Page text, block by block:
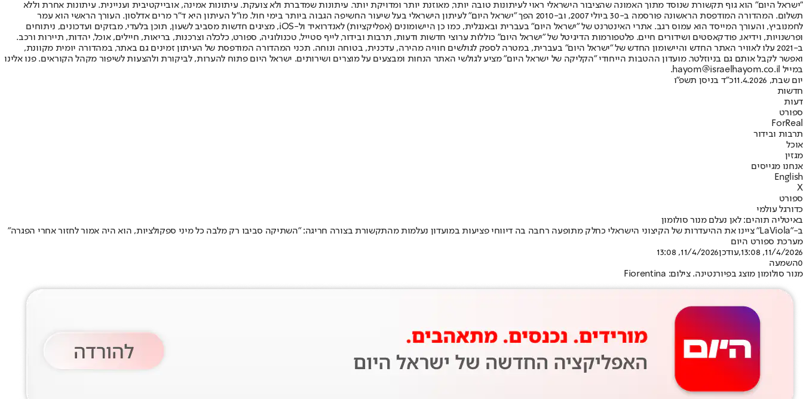
"ישראל היום" הוא גוף תקשורת שנוסד מתוך האמונה שהציבור הישראלי ראוי לעיתונות טובה יותר, מאוזנת יותר ומדויקת יותר. עיתונות שמדברת ולא צועקת. עיתונות אמינה, אובייקטיבית ועניינית. עיתונות אחרת וללא
תשלום. המהדורה המודפסת הראשונה פורסמה ב-30 ביולי 2007, וב-2010 הפך "ישראל היום" לעיתון הישראלי בעל שיעור החשיפה הגבוה ביותר בימי חול. מו"ל העיתון היא ד"ר מרים אדלסון. העורך הראשי הוא עמר
לחמנוביץ, והעורך המייסד הוא עמוס רגב. אתרי האינטרנט של "ישראל היום" בעברית ובאנגלית, כמו כן היישומונים (אפליקציות) לאנדרואיד ול-iOS, מציגים חדשות מסביב לשעון, תוכן בלעדי, מבזקים ועדכונים, ניתוחים
ופרשנויות, וידיאו, פודקאסטים ושידורים חיים. פלטפורמות הדיגיטל של "ישראל היום" כוללות ערוצי חדשות ודעות, תרבות ובידור, לייף סטייל, טכנולוגיה, ספורט, כלכלה וצרכנות, בריאות, חיילים, אוכל, יהדות, תיירות ורכב.
ב-2021 עלו לאוויר האתר החדש והיישומון החדש של "ישראל היום" בעברית, במטרה לספק לגולשים חוויה מהירה, עדכנית, בטוחה ונוחה. תכני המהדורה המודפסת של העיתון זמינים גם באתר, במהדורה יומית מקוונת,
ואפשר לקבל אותם גם בניוזלטר. מועדון ההטבות הייחודי "הקליקה של ישראל היום" מציע לגולשי האתר הנחות ומבצעים על מוצרים ושירותים. ישראל היום פתוח להערות, לביקורת ולהצעות לשיפור מקהל הקוראים. פנו אלינו
במייל hayom@israelhayom.co.il.
יום שבת, 11.4.2026
כ"ד בניסן תשפ"ו
חדשות
דעות
ספורט
ForReal
תרבות ובידור
אוכל
מגזין
אנחנו מגייסים
English
X
ספורט
כדורגל עולמי
באיטליה תוהים: לאן נעלם מנור סולומון
ב-"LaViola" ציינו את ההיעדרות של הקיצוני הישראלי כחלק מתופעה רחבה בה דיווחי פציעות במועדון נעלמות מהתקשורת בצורה חריגה: "השתיקה סביבו רק מלבה כל מיני ספקולציות, הוא היה אמור לחזור אחרי הפגרה"
מערכת ספורט היום
11/4/2026, 13:08
,עודכן11/4/2026, 13:08
0השמעה
מנור סולומון מוצג בפיורנטינה. צילום: Fiorentina